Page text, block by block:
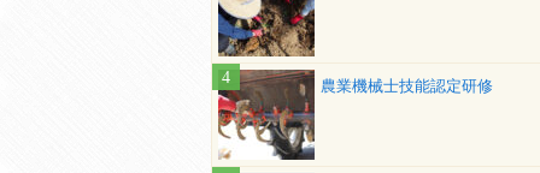
農業機械士技能認定研修